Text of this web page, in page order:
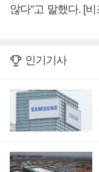
않다”고 말했다. [
인기기사